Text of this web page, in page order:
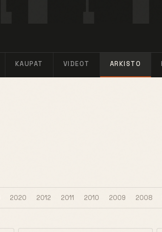
KAUPAT VIDEOT ARKISTO
2020 2012 2011 2010 2009 2008